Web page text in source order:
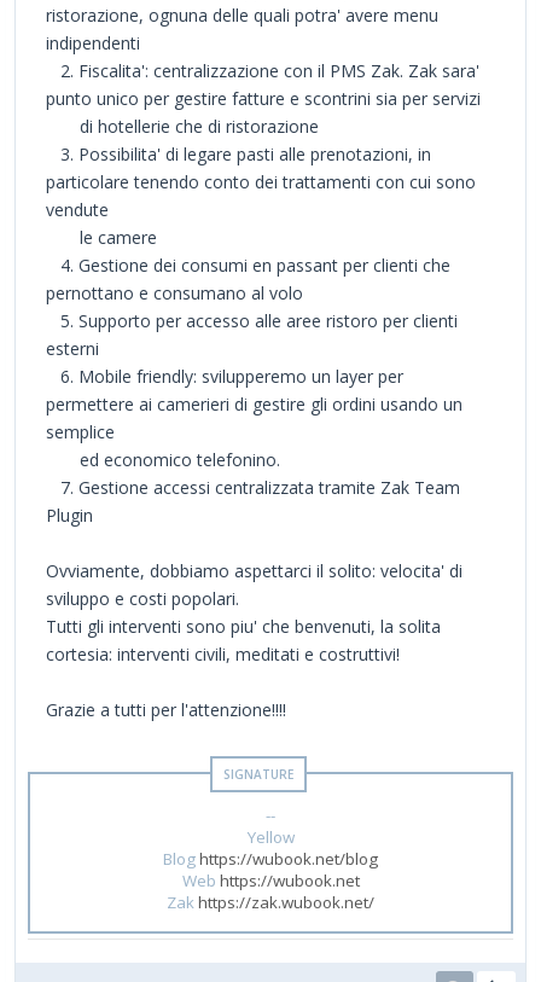
ristorazione, ognuna delle quali potra' avere menu
indipendenti
2. Fiscalita': centralizzazione con il PMS Zak. Zak sara'
punto unico per gestire fatture e scontrini sia per servizi
di hotellerie che di ristorazione
3. Possibilita' di legare pasti alle prenotazioni, in
particolare tenendo conto dei trattamenti con cui sono
vendute
le camere
4. Gestione dei consumi en passant per clienti che
pernottano e consumano al volo
5. Supporto per accesso alle aree ristoro per clienti
esterni
6. Mobile friendly: svilupperemo un layer per
permettere ai camerieri di gestire gli ordini usando un
semplice
ed economico telefonino.
7. Gestione accessi centralizzata tramite Zak Team
Plugin
Ovviamente, dobbiamo aspettarci il solito: velocita' di
sviluppo e costi popolari.
Tutti gli interventi sono piu' che benvenuti, la solita
cortesia: interventi civili, meditati e costruttivi!
Grazie a tutti per l'attenzione!!!!
--
Yellow
Bloghttps://wubook.net/blog
Web https://wubook.net
Zakhttps://zak.wubook.net/